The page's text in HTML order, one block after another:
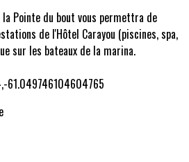
Pointe du bout vous permettra de
de l'Hôtel Carayou (piscines, spa,
sur les bateaux de la marina.
61.049746104604765